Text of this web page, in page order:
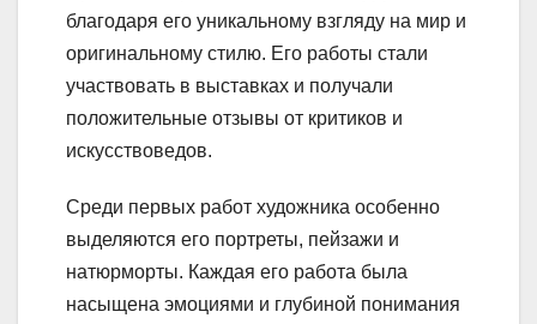
благодаря его уникальному взгляду на мир и
оригинальному стилю. Его работы стали
участвовать в выставках и получали
положительные отзывы от критиков и
искусствоведов.
Среди первых работ художника особенно
выделяются его портреты, пейзажи и
натюрморты. Каждая его работа была
насыщена эмоциями и глубиной понимания